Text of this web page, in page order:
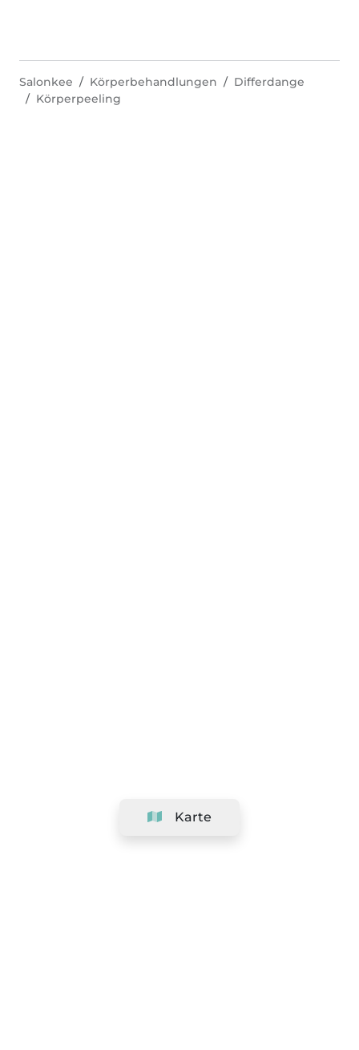
Karte
Salonkee Körperbehandlungen
Differdange
Körperpeeling